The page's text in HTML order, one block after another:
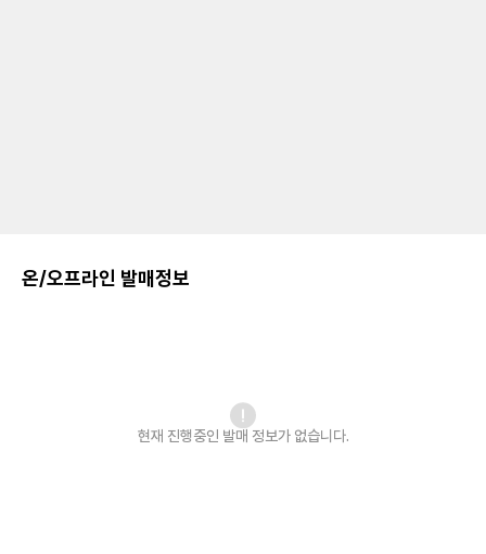
온/오프라인 발매정보
현재 진행중인 발매 정보가 없습니다.